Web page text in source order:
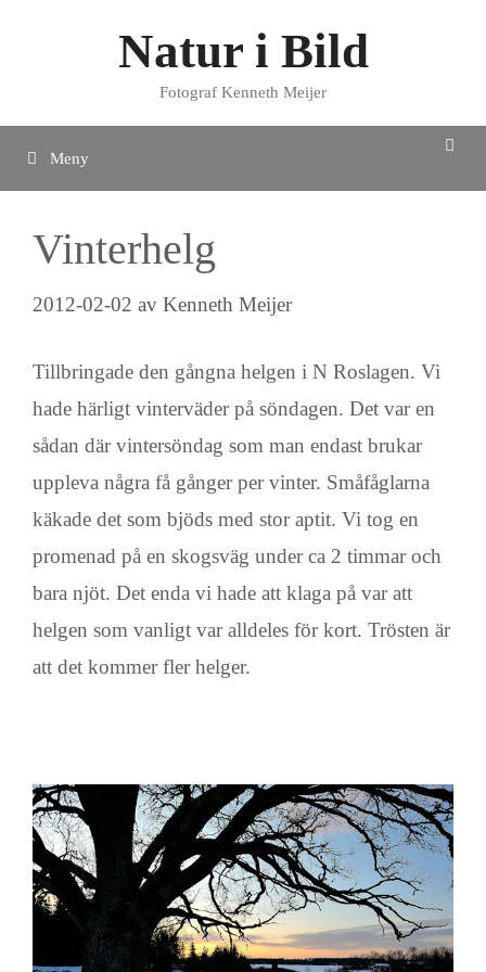
Natur i Bild
Fotograf Kenneth Meijer
Meny
Vinterhelg
2012-02-02 av Kenneth Meijer
Tillbringade den gångna helgen i N Roslagen. Vi
hade härligt vinterväder på söndagen. Det var en
sådan där vintersöndag som man endast brukar
uppleva några få gånger per vinter. Småfåglarna
käkade det som bjöds med stor aptit. Vi tog en
promenad på en skogsväg under ca 2 timmar och
bara njöt. Det enda vi hade att klaga på var att
helgen som vanligt var alldeles för kort. Trösten är
att det kommer fler helger.